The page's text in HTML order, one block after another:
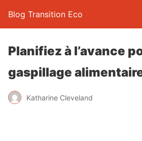
Blog Transition Eco
Planifiez à l’avance
gaspillage
Katharine Cleveland